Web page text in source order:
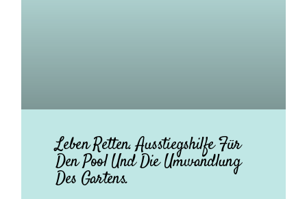
Leben Retten. Ausstiegshilfe Für
Den Pool Und Die Umwandlung
Des Gartens.